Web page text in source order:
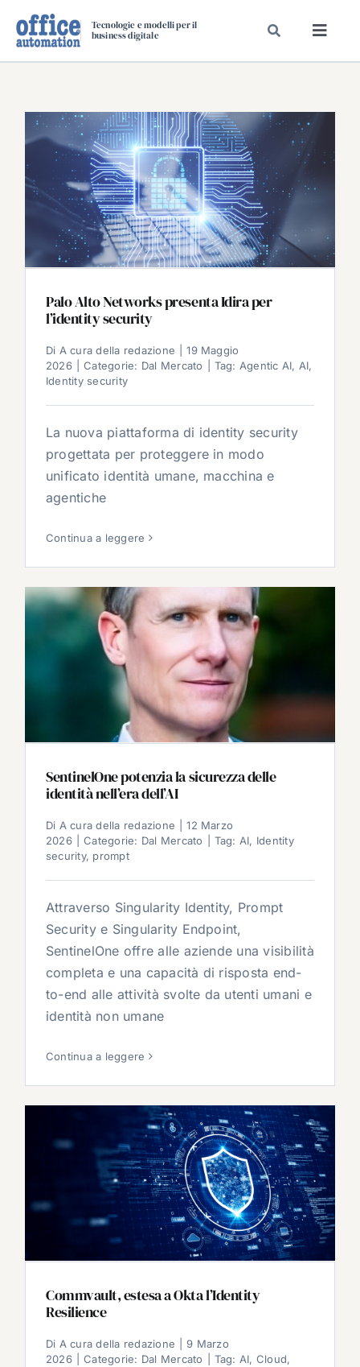
Tecnologie e modelli per il
business digitale
TAVOLE ROTONDE DI REDAZIONE
DAL MERCATO
CARRIERE
Palo Alto Networks presenta Idira per
l’identity security
Di A cura della redazione
19 Maggio
2026
Categorie: Dal Mercato Tag: Agentic AI, AI,
Identity security
La nuova piattaforma di identity security
progettata per proteggere in modo
unificato identità umane, macchina e
agentiche
Continua a leggere
SentinelOne potenzia la sicurezza delle
identità nell’era dell’AI
Di A cura della redazione
12 Marzo
2026
Categorie: Dal Mercato Tag: AI, Identity
security, prompt
Attraverso Singularity Identity, Prompt
Security e Singularity Endpoint,
SentinelOne offre alle aziende una visibilità
completa e una capacità di risposta end-
to-end alle attività svolte da utenti umani e
identità non umane
Continua a leggere
Commvault, estesa a Okta l’Identity
Resilience
Di A cura della redazione
9 Marzo
2026
Categorie: Dal Mercato Tag: AI, Cloud,